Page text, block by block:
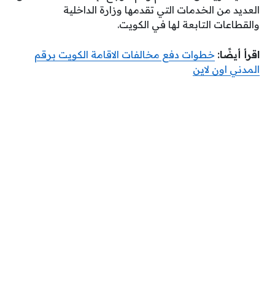
العديد من الخدمات التي تقدمها وزارة الداخلية
والقطاعات التابعة لها في الكويت.
اقرأ أيضًا: خطوات دفع مخالفات الاقامة الكويت برقم
المدني اون لاين